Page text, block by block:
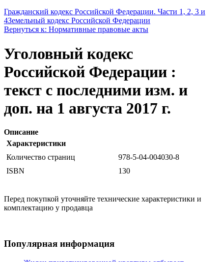
Гражданский кодекс Российской Федерации. Части 1, 2, 3 и
4Земельный кодекс Российской Федерации
Вернуться к: Нормативные правовые акты
Уголовный кодекс
Российской Федерации :
текст с последними изм. и
доп. на 1 августа 2017 г.
Описание
Характеристики
Количество страниц
978-5-04-004030-8
ISBN
130
Перед покупкой уточняйте технические характеристики и
комплектацию у продавца
Популярная информация